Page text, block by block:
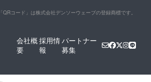
「QRコード」は株式会社デンソーウェーブの登録商標です。
会社概
要
採用情
報
パートナー
募集